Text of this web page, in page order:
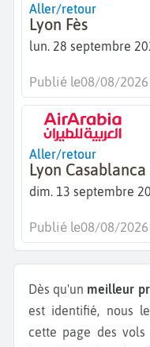
Aller/retour
Lyon Fès
lun. 28 septembre
Publié le08/08/2026
Aller/retour
Lyon Casablanca
dim. 13 septembre
Publié le08/08/2026
Dès qu'un meilleur
est identifié, nous
cette page des